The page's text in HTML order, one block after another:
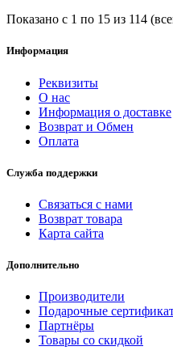
Показано с 1 по 15 из 114
Информация
Реквизиты
О нас
Информация о доставке
Возврат и Обмен
Оплата
Служба поддержки
Связаться с нами
Возврат товара
Карта сайта
Дополнительно
Производители
Подарочные
Партнёры
Товары со скидкой